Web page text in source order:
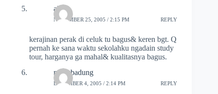
alfe
NOVEMBER 25, 2005 / 2:15 PM REPLY
kerajinan perak di celuk tu bagus& keren bgt. Q
pernah ke sana waktu sekolahku ngadain study
tour, harganya ga mahal& kualitasnya bagus.
mangbadung
DECEMBER 4, 2005 / 2:14 PM REPLY